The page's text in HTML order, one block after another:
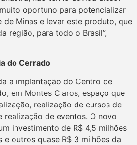
oportuno para potencializar
Minas e levar este produto, que
região, para todo o Brasil”,
do Cerrado
a implantação do Centro de
em Montes Claros, espaço que
realização de cursos de
realização de eventos. O novo
investimento de R$ 4,5 milhões
e outros quase R$ 3 milhões da